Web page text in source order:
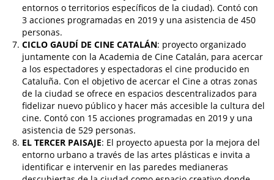
entornos o territorios específicos de la ciudad). Contó con
3 acciones programadas en 2019 y una asistencia de 450
personas.
CICLO GAUDÍ DE CINE CATALÁN: proyecto organizado
juntamente con la Academia de Cine Catalán, para acercar
a los espectadores y espectadoras el cine producido en
Cataluña. Con el objetivo de acercar el Cine a otras zonas
de la ciudad se ofrece en espacios descentralizados para
fidelizar nuevo público y hacer más accesible la cultura del
cine. Contó con 15 acciones programadas en 2019 y una
asistencia de 529 personas.
EL TERCER PAISAJE: El proyecto apuesta por la mejora del
entorno urbano a través de las artes plásticas e invita a
identificar e intervenir en las paredes medianeras